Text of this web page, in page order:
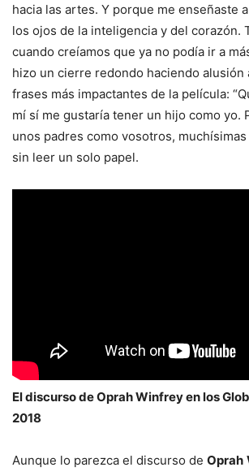
hacia las artes. Y porque me enseñaste
los ojos de la inteligencia y del corazón.
cuando creíamos que ya no podía ir a
hizo un cierre redondo haciendo alusión
frases más impactantes de la película:
mí sí me gustaría tener un hijo como yo.
unos padres como vosotros, muchísimas
sin leer un solo papel.
El discurso de Oprah Winfrey en los
2018
Aunque lo parezca el discurso de Oprah